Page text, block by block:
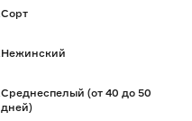
Сорт
Нежинский
Среднеспелый (от 40 до 50
дней)